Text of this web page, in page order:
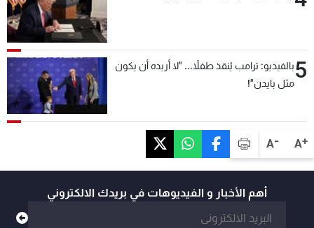
A+
A-
5بالفيديو: ترامب يُنقذ طفلاً... "لا أريده أن يكون
مثل بايدن"!
أهم الأخبار و الفيديوهات في بريدك الالكتروني